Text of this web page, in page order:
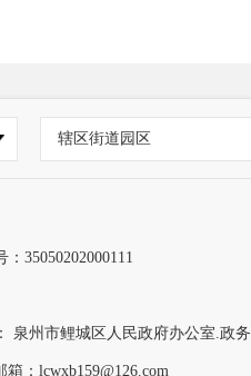
辖区街道园区
35050202000111
泉州市鲤城区人民政府办公室.政务
：lcwxb159@126.com